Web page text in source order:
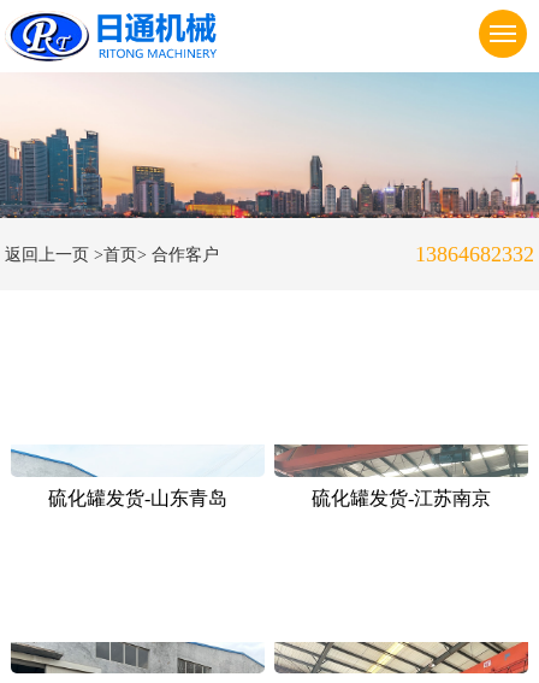
返回上一页 >首页> 合作客户 13864682332
硫化罐发货-山东青岛 硫化罐发货-江苏南京